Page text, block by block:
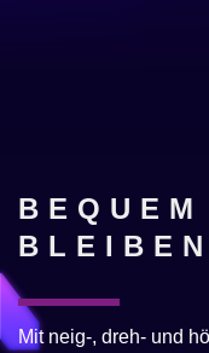
BLEIBEN
Mit neig-, dreh- und